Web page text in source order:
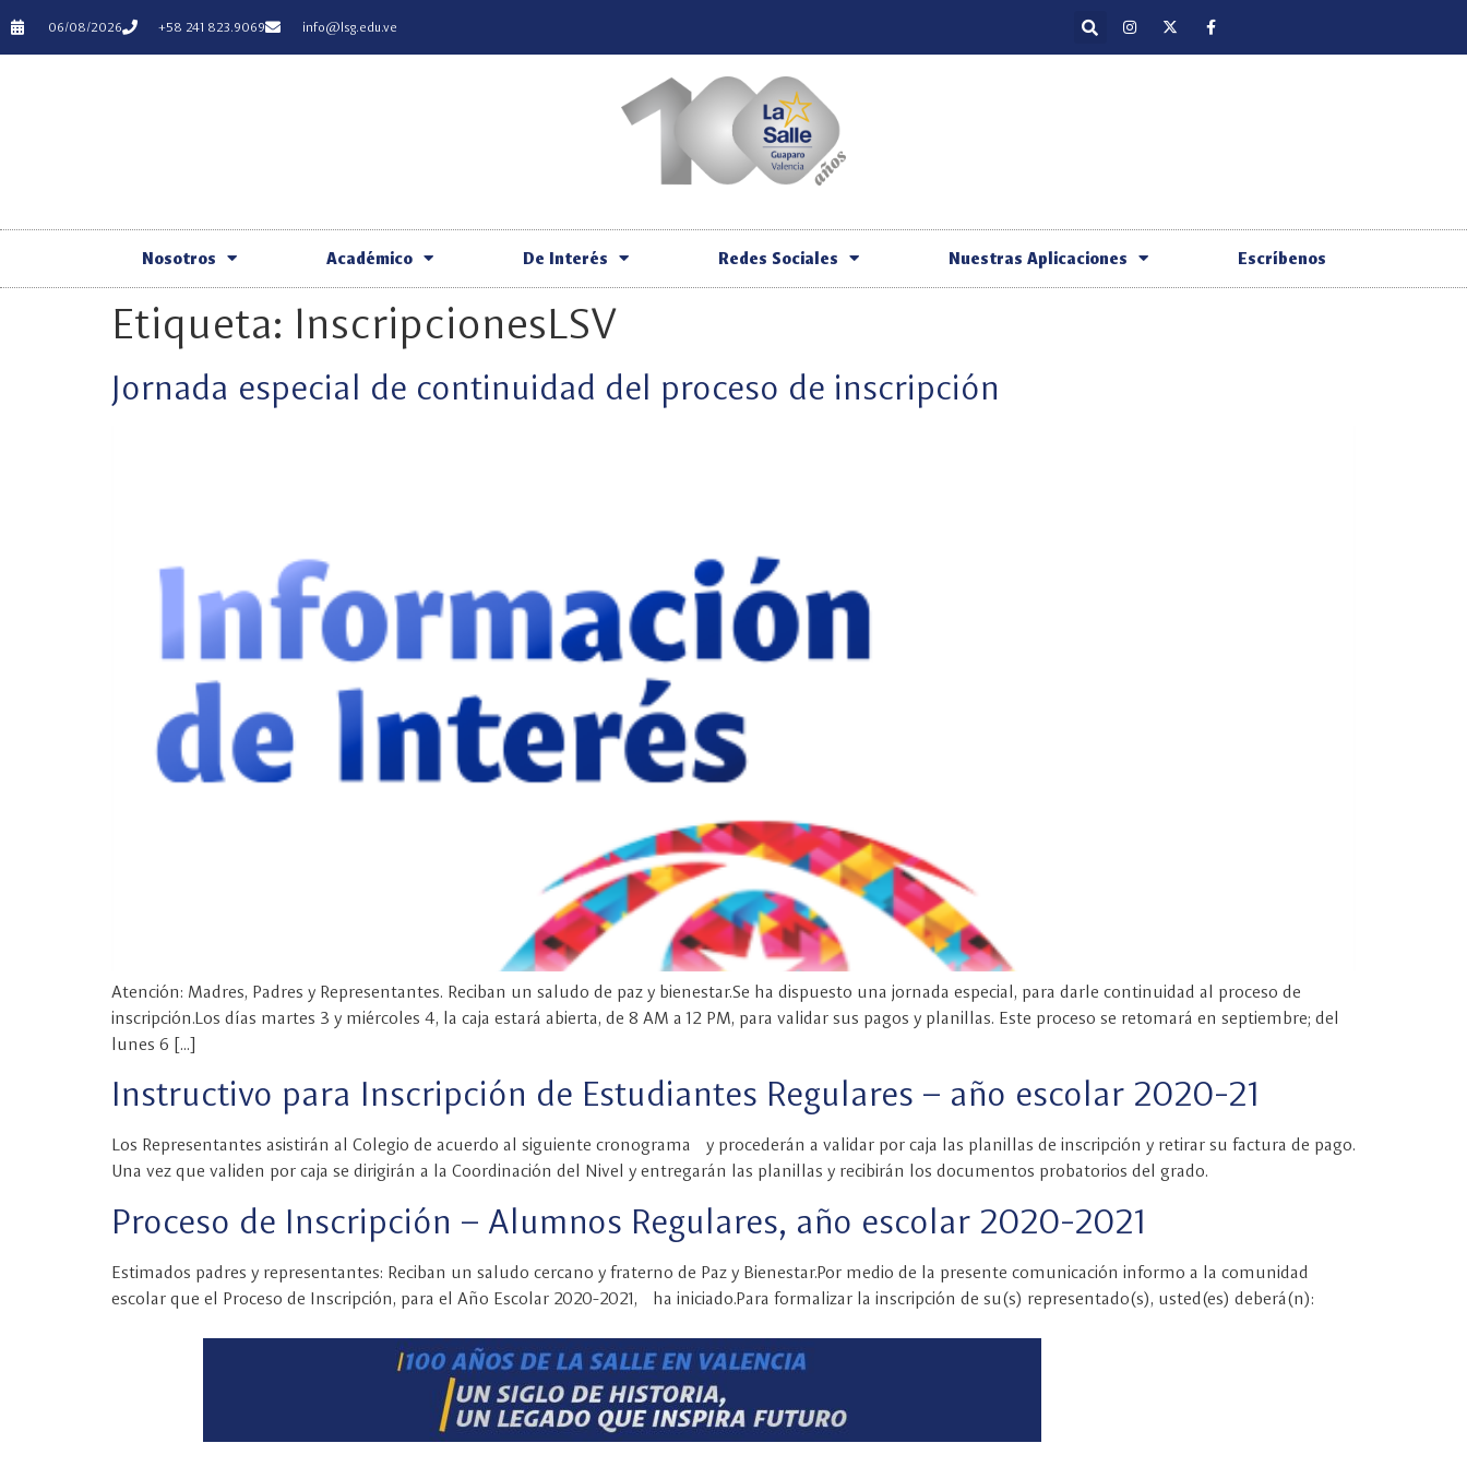
06/08/2026 +58 241 823.9069 info@lsg.edu.ve
Nosotros Académico De Interés Redes Sociales Nuestras Aplicaciones Escríbenos
Etiqueta: InscripcionesLSV
Jornada especial de continuidad del proceso de inscripción
Atención: Madres, Padres y Representantes. Reciban un saludo de paz y bienestar.Se ha dispuesto una jornada especial, para darle continuidad al proceso de
inscripción.Los días martes 3 y miércoles 4, la caja estará abierta, de 8 AM a 12 PM, para validar sus pagos y planillas. Este proceso se retomará en septiembre; del
lunes 6 […]
Instructivo para Inscripción de Estudiantes Regulares – año escolar 2020-21
Los Representantes asistirán al Colegio de acuerdo al siguiente cronograma y procederán a validar por caja las planillas de inscripción y retirar su factura de pago.
Una vez que validen por caja se dirigirán a la Coordinación del Nivel y entregarán las planillas y recibirán los documentos probatorios del grado.
Proceso de Inscripción – Alumnos Regulares, año escolar 2020-2021
Estimados padres y representantes: Reciban un saludo cercano y fraterno de Paz y Bienestar.Por medio de la presente comunicación informo a la comunidad
escolar que el Proceso de Inscripción, para el Año Escolar 2020-2021, ha iniciado.Para formalizar la inscripción de su(s) representado(s), usted(es) deberá(n):